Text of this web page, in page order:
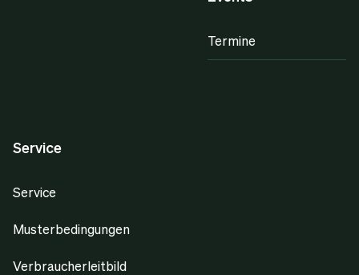
Termine
Service
Service
Musterbedingungen
Verbraucherleitbild